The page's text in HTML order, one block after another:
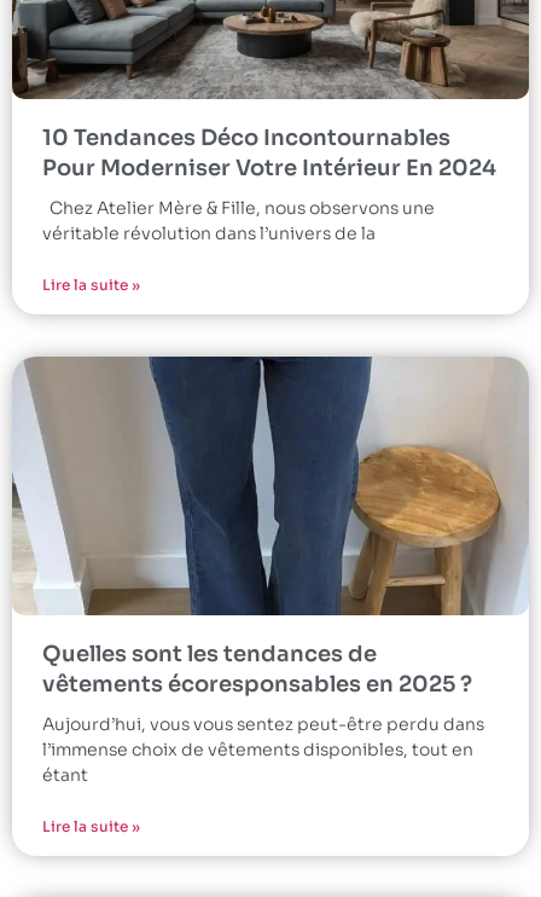
10 Tendances Déco Incontournables
Pour Moderniser Votre Intérieur En 2024
Chez Atelier Mère & Fille, nous observons une
véritable révolution dans l’univers de la
Lire la suite »
Quelles sont les tendances de
vêtements écoresponsables en 2025 ?
Aujourd’hui, vous vous sentez peut-être perdu dans
l’immense choix de vêtements disponibles, tout en
étant
Lire la suite »